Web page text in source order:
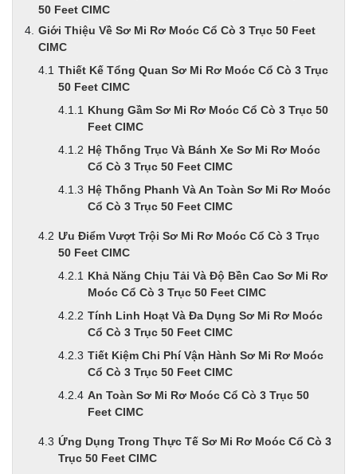
50 Feet CIMC
Giới Thiệu Về Sơ Mi Rơ Moóc Cổ Cò 3 Trục 50 Feet
CIMC
Thiết Kế Tổng Quan Sơ Mi Rơ Moóc Cổ Cò 3 Trục
50 Feet CIMC
Khung Gầm Sơ Mi Rơ Moóc Cổ Cò 3 Trục 50
Feet CIMC
Hệ Thống Trục Và Bánh Xe Sơ Mi Rơ Moóc
Cổ Cò 3 Trục 50 Feet CIMC
Hệ Thống Phanh Và An Toàn Sơ Mi Rơ Moóc
Cổ Cò 3 Trục 50 Feet CIMC
Ưu Điểm Vượt Trội Sơ Mi Rơ Moóc Cổ Cò 3 Trục
50 Feet CIMC
Khả Năng Chịu Tải Và Độ Bền Cao Sơ Mi Rơ
Moóc Cổ Cò 3 Trục 50 Feet CIMC
Tính Linh Hoạt Và Đa Dụng Sơ Mi Rơ Moóc
Cổ Cò 3 Trục 50 Feet CIMC
Tiết Kiệm Chi Phí Vận Hành Sơ Mi Rơ Moóc
Cổ Cò 3 Trục 50 Feet CIMC
An Toàn Sơ Mi Rơ Moóc Cổ Cò 3 Trục 50
Feet CIMC
Ứng Dụng Trong Thực Tế Sơ Mi Rơ Moóc Cổ Cò 3
Trục 50 Feet CIMC